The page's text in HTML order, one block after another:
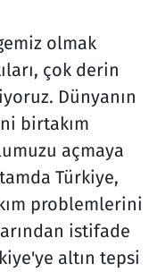
olmak
çok derin
Dünyanın
birtakım
açmaya
Türkiye,
problemlerini
istifade
altın tepsi